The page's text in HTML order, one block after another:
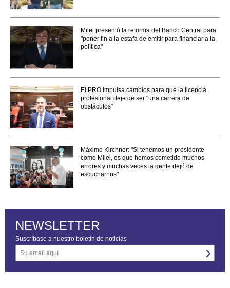
Milei presentó la reforma del Banco Central para
"poner fin a la estafa de emitir para financiar a la
política"
El PRO impulsa cambios para que la licencia
profesional deje de ser "una carrera de
obstáculos"
Máximo Kirchner: "Si tenemos un presidente
como Milei, es que hemos cometido muchos
errores y muchas veces la gente dejó de
escucharnos"
NEWSLETTER
Suscríbase a nuestro boletín de noticias